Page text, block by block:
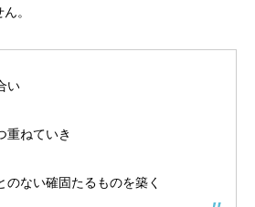
。
い
ねていき
のない確固たるものを築く